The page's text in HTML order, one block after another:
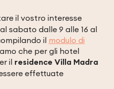
il vostro interesse
sabato dalle 9 alle 16 al
il modulo di
che per gli hotel
il residence Villa Madra
effettuate